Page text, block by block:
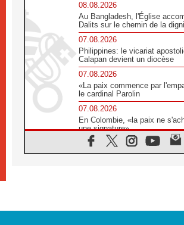
08.08.2026
Au Bangladesh, l'Église
Dalits sur le chemin de la
07.08.2026
Philippines: le vicariat
Calapan devient un diocèse
07.08.2026
«La paix commence par
le cardinal Parolin
07.08.2026
En Colombie, «la paix ne
une signature»
07.08.2026
Le programme du voyage
07.08.2026